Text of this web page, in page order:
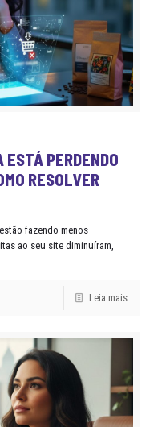
ESTÁ PERDENDO
RESOLVER
fazendo menos
ao seu site diminuíram,
Leia mais